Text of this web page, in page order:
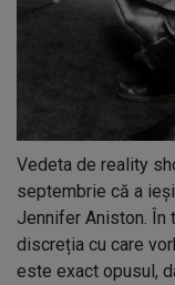
Vedeta de reality
septembrie că a
Jennifer Aniston. În
discreția cu care
este exact opusul,